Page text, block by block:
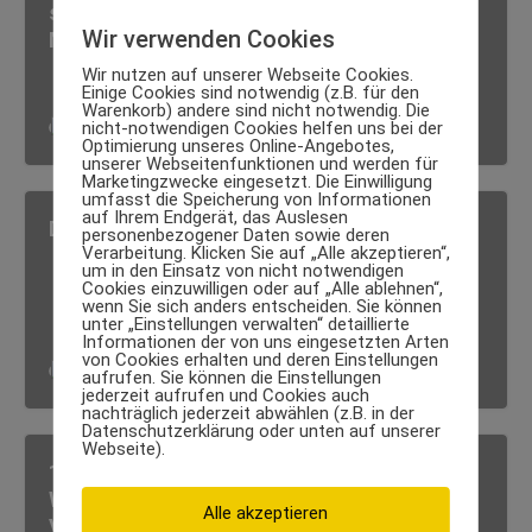
so setzt das digitale Höhentraining neue
Maßstäbe
Luxus Body · 12. März 2026
Dauerhaft abnehmen mit Kraftsport
Luxus Body · 5. April 2023
17 wirklich einfache Übungen um das
Weihnachtsfett von 2022 loszuwerden (mit
Videos)
Wir verwenden Cookies
Wir nutzen auf unserer Webseite Cookies.
Einige Cookies sind notwendig (z.B. für den
Warenkorb) andere sind nicht notwendig. Die
nicht-notwendigen Cookies helfen uns bei der
Optimierung unseres Online-Angebotes,
unserer Webseitenfunktionen und werden für
Marketingzwecke eingesetzt. Die Einwilligung
umfasst die Speicherung von Informationen
auf Ihrem Endgerät, das Auslesen
personenbezogener Daten sowie deren
Verarbeitung. Klicken Sie auf „Alle akzeptieren“,
um in den Einsatz von nicht notwendigen
Cookies einzuwilligen oder auf „Alle ablehnen“,
wenn Sie sich anders entscheiden. Sie können
unter „Einstellungen verwalten“ detaillierte
Informationen der von uns eingesetzten Arten
von Cookies erhalten und deren Einstellungen
aufrufen. Sie können die Einstellungen
jederzeit aufrufen und Cookies auch
nachträglich jederzeit abwählen (z.B. in der
Datenschutzerklärung oder unten auf unserer
Webseite).
Alle akzeptieren